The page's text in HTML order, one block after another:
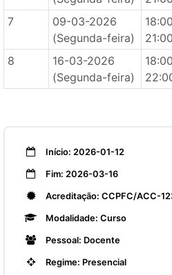
7
09-03-2026
(Segunda-feira)
21:00
8
16-03-2026
(Segunda-feira)
Início: 2026-01-12
Fim: 2026-03-16
Acreditação: CCPFC/ACC-
Modalidade: Curso
Pessoal: Docente
Regime: Presencial